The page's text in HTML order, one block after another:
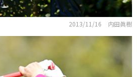
2013/11/16 内田眞樹